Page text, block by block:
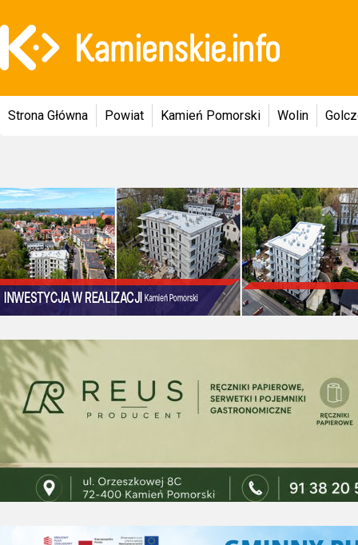
Strona Główna Powiat Kamień Pomorski Wolin